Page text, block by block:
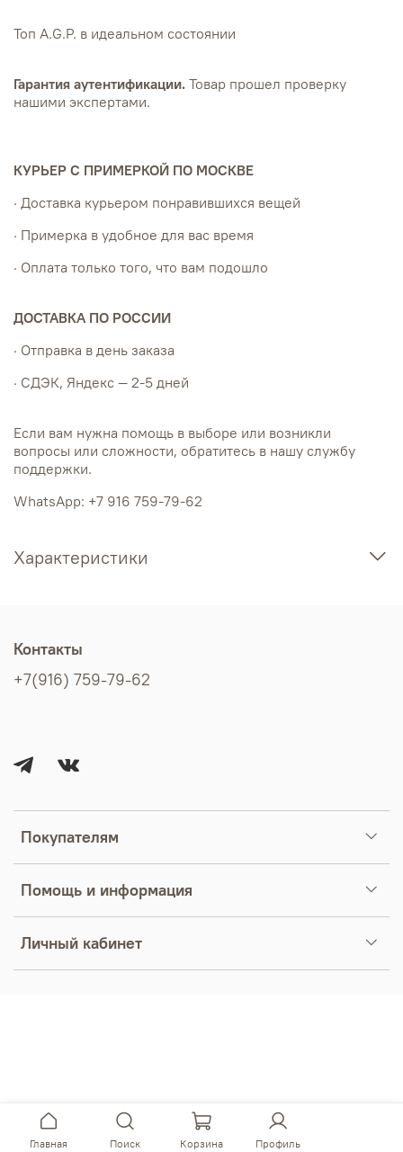
Топ A.G.P. в идеальном состоянии
Гарантия аутентификации. Товар прошел проверку
нашими экспертами.
КУРЬЕР С ПРИМЕРКОЙ ПО МОСКВЕ
· Доставка курьером понравившихся вещей
· Примерка в удобное для вас время
· Оплата только того, что вам подошло
ДОСТАВКА ПО РОССИИ
· Отправка в день заказа
· СДЭК, Яндекс — 2-5 дней
Если вам нужна помощь в выборе или возникли
вопросы или сложности, обратитесь в нашу службу
поддержки.
WhatsApp: +7 916 759-79-62
Характеристики
Покупателям
Помощь и информация
Личный кабинет
Контакты
+7(916) 759-79-62
Главная Поиск Корзина Профиль